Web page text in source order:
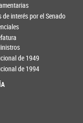
de interés por el Senado
de 1949
de 1994